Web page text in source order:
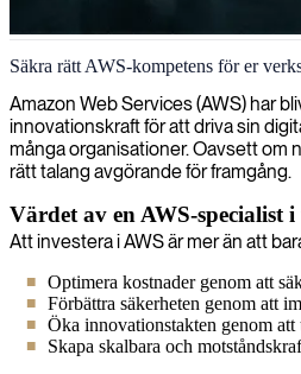
AWS SysOps-administration
Vi tillhandahåller AWS-certifierade
Säkra rätt AWS-kompetens för er
Amazon Web Services (AWS) har
innovationskraft för att driva sin
många organisationer. Oavsett om
rätt talang avgörande för framgång.
Värdet av en AWS-specialist i
Att investera i AWS är mer än att
Optimera kostnader genom att
Förbättra säkerheten genom att
Öka innovationstakten genom
Skapa skalbara och